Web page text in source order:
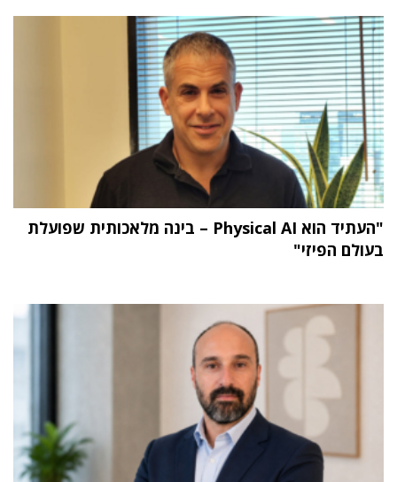
"העתיד הוא Physical AI – בינה מלאכותית שפועלת
בעולם הפיזי"